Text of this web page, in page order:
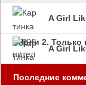
A Girl
Чарли 2. Только
A Girl
Последние